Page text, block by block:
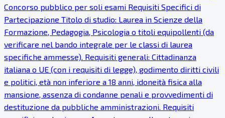
Concorso pubblico per soli esami Requisiti Specifici di
Partecipazione Titolo di studio: Laurea in Scienze della
Formazione, Pedagogia, Psicologia o titoli equipollenti (da
verificare nel bando integrale per le classi di laurea
specifiche ammesse). Requisiti generali: Cittadinanza
italiana o UE (con i requisiti di legge), godimento diritti civili
e politici, età non inferiore a 18 anni, idoneità fisica alla
mansione, assenza di condanne penali e provvedimenti di
destituzione da pubbliche amministrazioni. Requisiti